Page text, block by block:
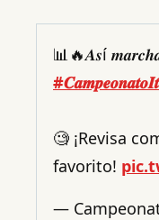
📊🔥𝑨𝒔í 𝒎𝒂𝒓𝒄𝒉𝒂
🧐 ¡Revisa
favorito!
—